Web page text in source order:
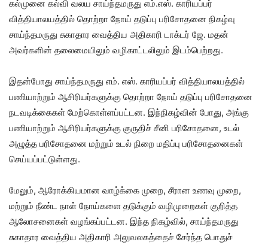
கல்முனை கல்வி வலய சாய்ந்தமருது எம்.எஸ். காரியப்பர்
வித்தியாலயத்தில் தொற்றா நோய் தடுப்பு பரிசோதனை நிகழ்வு
சாய்ந்தமருது சுகாதார வைத்திய அதிகாரி டாக்டர் ஜே. மதன்
அவர்களின் தலைமையிலும் வழிகாட்டலிலும் இடம்பெற்றது.
இதன்போது சாய்ந்தமருது எம். எஸ். காரியப்பர் வித்தியாலயத்தில்
பணியாற்றும் ஆசிரியர்களுக்கு தொற்றா நோய் தடுப்பு பரிசோதனை
நடவடிக்கைகள் மேற்கொள்ளப்பட்டன. இந்நிகழ்வின் போது, அங்கு
பணியாற்றும் ஆசிரியர்களுக்கு குருதிச் சீனி பரிசோதனை, உடல்
அழுத்த பரிசோதனை மற்றும் உடல் நிறை மதிப்பு பரிசோதனைகள்
செய்யப்பட்டுள்ளது.
மேலும், ஆரோக்கியமான வாழ்க்கை முறை, சீரான உணவு முறை,
மற்றும் நீண்ட நாள் நோய்களை தடுக்கும் வழிமுறைகள் குறித்த
ஆலோசனைகள் வழங்கப்பட்டன. இந்த நிகழ்வில், சாய்ந்தமருது
சுகாதார வைத்திய அதிகாரி அலுவலகத்தைச் சேர்ந்த பொதுச்